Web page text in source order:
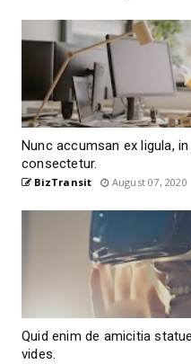
Nunc accumsan ex ligula,
consectetur.
BizTransit August 07, 2020
Quid enim de amicitia
vides.